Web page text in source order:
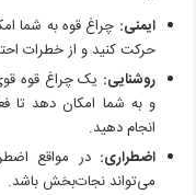
ایمنی: چراغ قوه به شما
حرکت کنید و از خطرات
روشنایی: یک چراغ قوه
و به شما امکان دهد تا
انجام دهید.
اضطراری: در مواقع
می‌تواند نجات‌بخش باشد.